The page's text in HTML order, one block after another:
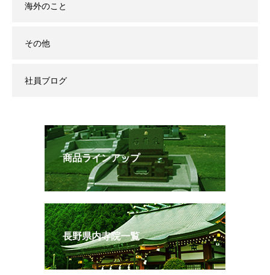
海外のこと
その他
社員ブログ
商品ラインアップ
長野県内寺院一覧